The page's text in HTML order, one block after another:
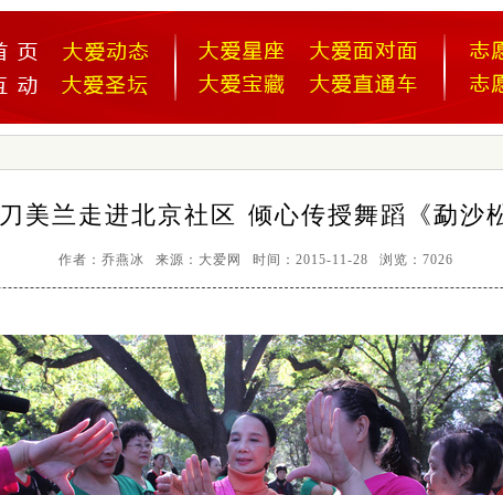
刀美兰走进北京社区 倾心传授舞蹈《勐沙
作者：乔燕冰 来源：大爱网 时间：2015-11-28 浏览：7026